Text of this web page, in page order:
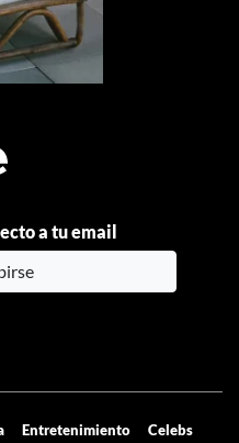
a tu email
Entretenimiento Celebs